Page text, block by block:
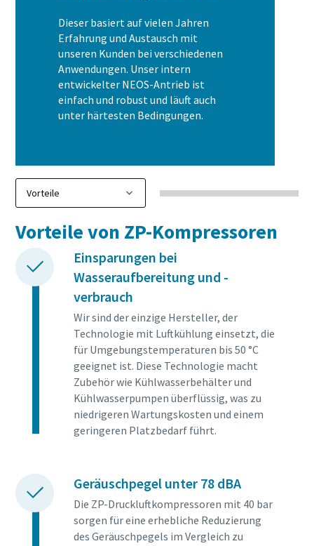
Dieser basiert auf vielen Jahren
Erfahrung und Austausch mit
unseren Kunden bei verschiedenen
Anwendungen. Unser intern
entwickelter NEOS-Antrieb ist
einfach und robust und läuft auch
unter härtesten Bedingungen.
Vorteile von ZP-Kompressoren
Einsparungen bei
Wasseraufbereitung und -
verbrauch
Wir sind der einzige Hersteller, der
Technologie mit Luftkühlung einsetzt, die
für Umgebungstemperaturen bis 50 °C
geeignet ist. Diese Technologie macht
Zubehör wie Kühlwasserbehälter und
Kühlwasserpumpen überflüssig, was zu
niedrigeren Wartungskosten und einem
geringeren Platzbedarf führt.
Geräuschpegel unter 78 dBA
Die ZP-Druckluftkompressoren mit 40 bar
sorgen für eine erhebliche Reduzierung
des Geräuschpegels im Vergleich zu